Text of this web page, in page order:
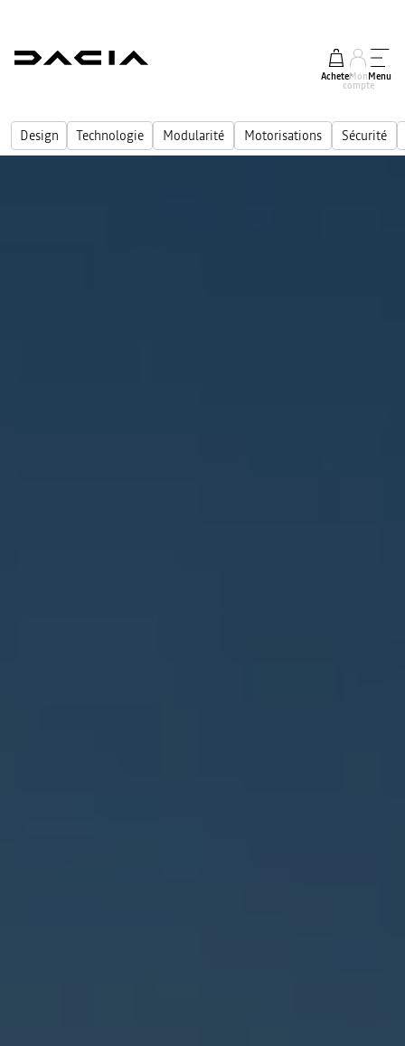
AcheterMon
compte
Menu
Design Technologie Modularité Motorisations Sécurité